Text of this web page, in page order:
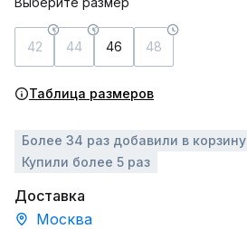
42 44 46 48
Таблица размеров
Более 34 раз добавили в корзину
Купили более 5 раз
Доставка
Москва